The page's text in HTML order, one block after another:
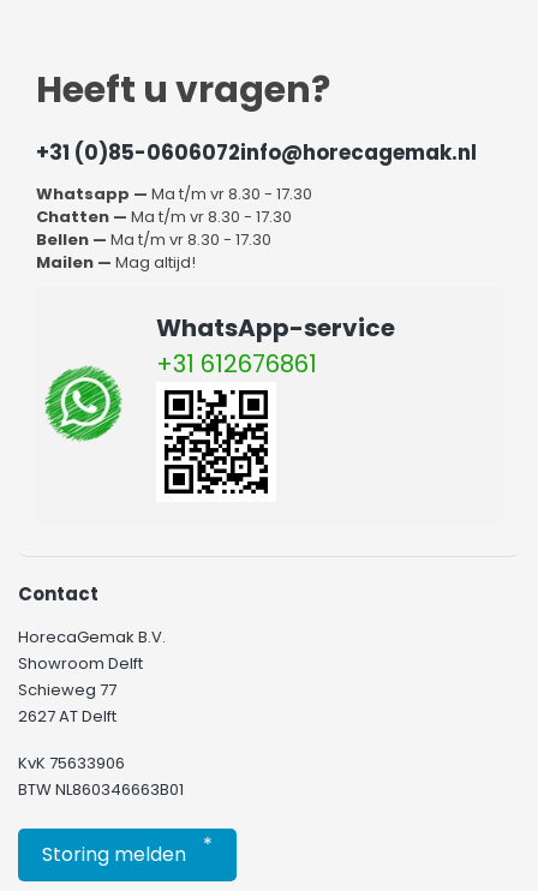
Heeft u vragen?
+31 (0)85-0606072info@horecagemak.nl
Whatsapp — Ma t/m vr 8.30 - 17.30
Chatten — Ma t/m vr 8.30 - 17.30
Bellen — Ma t/m vr 8.30 - 17.30
Mailen — Mag altijd!
WhatsApp-service
+31 612676861
Contact
HorecaGemak B.V.
Showroom Delft
Schieweg 77
2627 AT Delft
KvK 75633906
BTW NL860346663B01
Storing melden *